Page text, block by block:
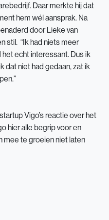
Daar merkte hij dat
hem wél aansprak. Na
door Lieke van
stil. “Ik had niets meer
echt interessant. Dus ik
dat niet had gedaan, zat ik
Vigo’s reactie over het
hier alle begrip voor en
mee te groeien niet laten